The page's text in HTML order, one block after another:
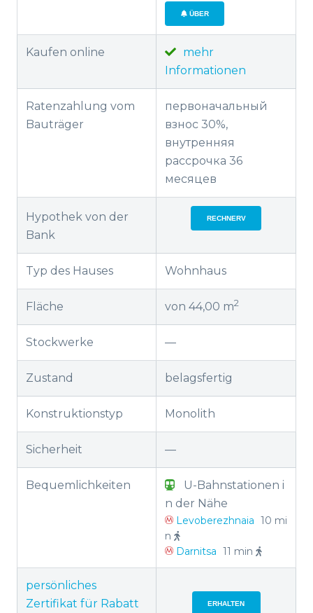
ÜBER
Kaufen online
mehr
Informationen
Ratenzahlung vom
Bauträger
первоначальный
взнос 30%,
внутренняя
рассрочка 36
месяцев
Hypothek von der
Bank
RECHNERV
Typ des Hauses Wohnhaus
Fläche von 44,00 m2
Stockwerke —
Zustand belagsfertig
Konstruktionstyp Monolith
Sicherheit —
Bequemlichkeiten
U-Bahnstationen i
n der Nähe
Levoberezhnaia 10 mi
n
Darnitsa 11 min
persönliches
Zertifikat für Rabatt
ERHALTEN